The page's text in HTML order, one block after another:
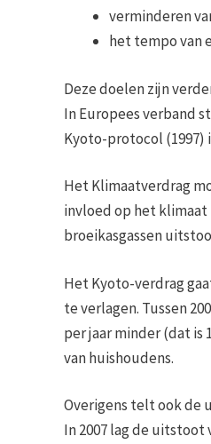
verminderen
het tempo van
Deze doelen zijn
In Europees verband
Kyoto-protocol (1997)
Het Klimaatverdrag
invloed op het klimaat
broeikasgassen
Het Kyoto-verdrag
te verlagen. Tussen
per jaar minder (dat is
van huishoudens.
Overigens telt ook de
In 2007 lag de